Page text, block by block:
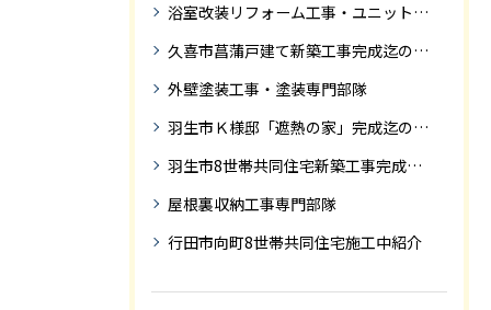
浴室改装リフォーム工事・ユニットバス専門部隊
久喜市菖蒲戸建て新築工事完成迄の紹介
外壁塗装工事・塗装専門部隊
羽生市Ｋ様邸「遮熱の家」完成迄の紹介です
羽生市8世帯共同住宅新築工事完成迄の紹介
屋根裏収納工事専門部隊
行田市向町8世帯共同住宅施工中紹介